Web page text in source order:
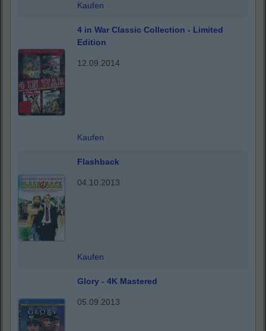
Kaufen
4 in War Classic Collection - Limited
Edition
12.09.2014
Kaufen
Flashback
04.10.2013
Kaufen
Glory - 4K Mastered
05.09.2013